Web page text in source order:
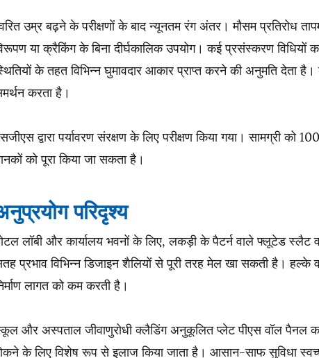
उम्र बढ़ने के परीक्षणों के बाद न्यूनतम रंग अंतर। मौसम प्रतिरोध
या क्रैकिंग के बिना दीर्घकालिक उपयोग। कई प्रसंस्करण विधियों
के तहत विभिन्न घुमावदार आकार प्राप्त करने की अनुमति देता
करता है।
द्वारा पर्यावरण संरक्षण के लिए परीक्षण किया गया। सामग्री
को पूरा किया जा सकता है।
परिदृश्य
लॉबी और कार्यालय भवनों के लिए, लकड़ी के पैटर्न वाले फ्लूटेड
प्रभाव विभिन्न डिजाइन शैलियों से पूरी तरह मेल खा सकती है।
लागत को कम करती है।
और अस्पताल जीवाणुरोधी क्लैडिंग अनुकूलित प्लेट पीएस वॉल पैनल
के लिए विशेष रूप से इलाज किया जाता है। आसान-साफ सुविधा